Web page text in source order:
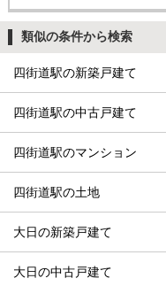
類似の条件から検索
四街道駅の新築戸建て
四街道駅の中古戸建て
四街道駅のマンション
四街道駅の土地
大日の新築戸建て
大日の中古戸建て